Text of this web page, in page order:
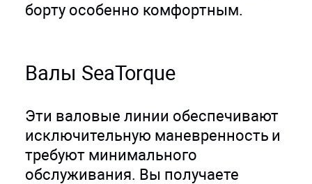
борту особенно комфортным.
Валы SeaTorque
Эти валовые линии обеспечивают
исключительную маневренность и
требуют минимального
обслуживания. Вы получаете